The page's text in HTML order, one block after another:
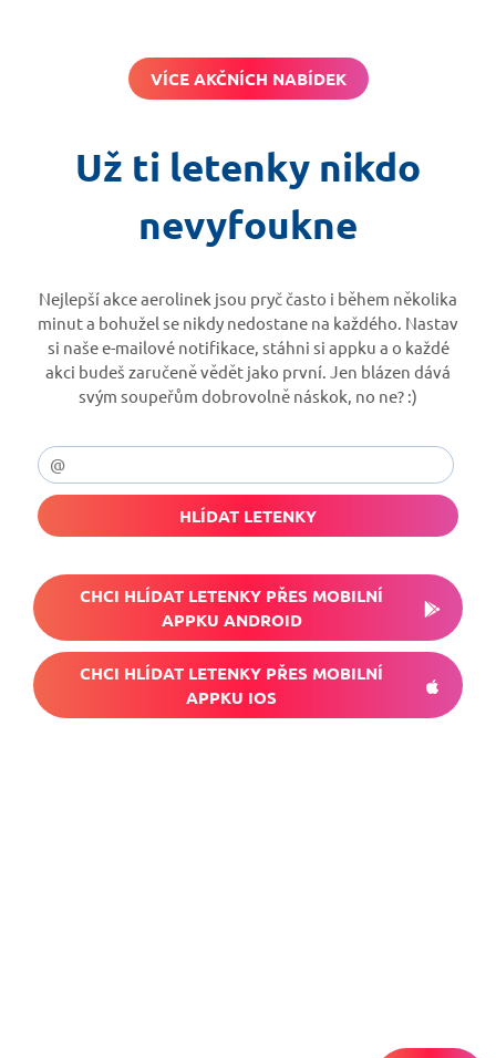
VÍCE AKČNÍCH NABÍDEK
Už ti letenky nikdo
nevyfoukne
Nejlepší akce aerolinek jsou pryč často i během několika
minut a bohužel se nikdy nedostane na každého. Nastav
si naše e-mailové notifikace, stáhni si appku a o každé
akci budeš zaručeně vědět jako první. Jen blázen dává
svým soupeřům dobrovolně náskok, no ne? :)
HLÍDAT LETENKY
CHCI HLÍDAT LETENKY PŘES MOBILNÍ
APPKU ANDROID
CHCI HLÍDAT LETENKY PŘES MOBILNÍ
APPKU IOS